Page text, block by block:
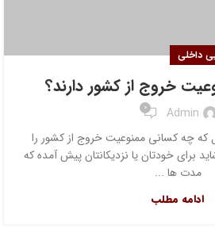
داخلی
خروج از کشور دارند؟
Admin
0
که چه کسانی ممنوعیت خروج از کشور را
برای خودتان یا نزدیکانتان پیش آمده که
مدت ها ...
ادامه مطلب